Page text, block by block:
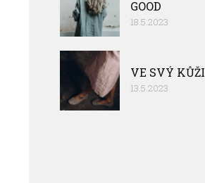
GOOD
18.5.2023
VE SVÝ KŮŽI
13.5.2023